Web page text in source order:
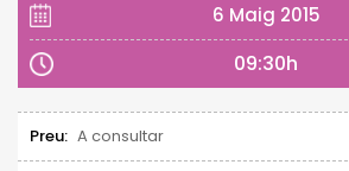
6 Maig 2015
09:30h
Preu: A consultar